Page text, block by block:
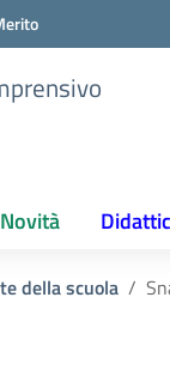
Novità
della scuola